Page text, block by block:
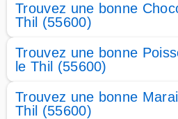
Trouvez une bonne
Thil (55600)
Trouvez une bonne
le Thil (55600)
Trouvez une bonne
Thil (55600)